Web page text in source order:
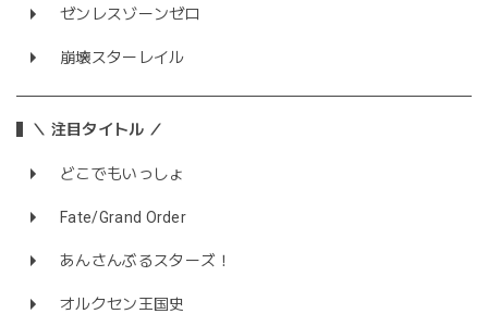
ゼンレスゾーンゼロ
崩壊スターレイル
＼ 注目タイトル ／
どこでもいっしょ
Fate/Grand Order
あんさんぶるスターズ！
オルクセン王国史